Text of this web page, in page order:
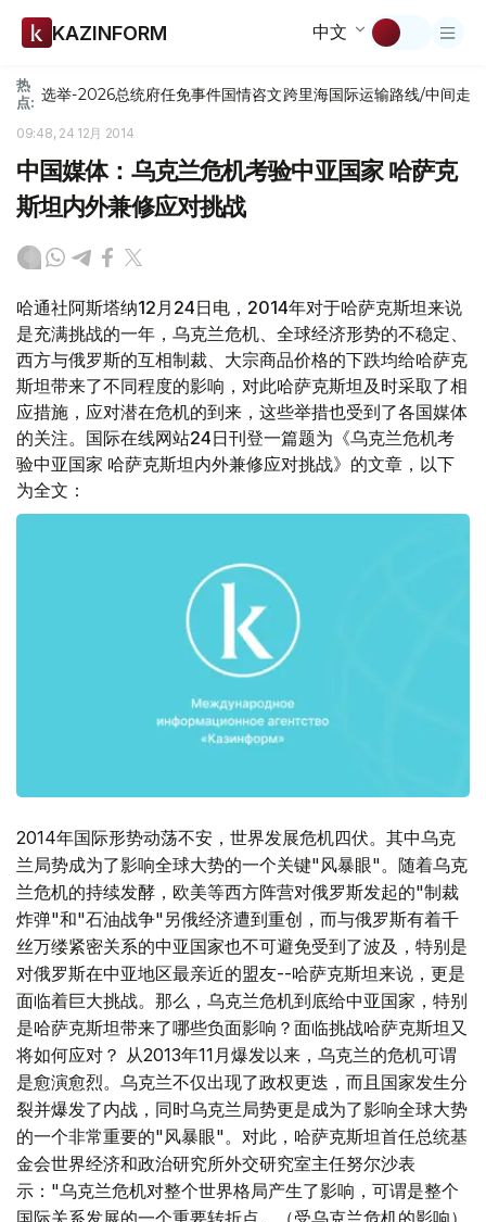
KAZINFORM 中文
热
点: 选举-2026总统府任免事件国情咨文跨里海国际运输路线/中间走廊
09:48, 24 12月 2014
中国媒体：乌克兰危机考验中亚国家 哈萨克
斯坦内外兼修应对挑战
哈通社阿斯塔纳12月24日电，2014年对于哈萨克斯坦来说
是充满挑战的一年，乌克兰危机、全球经济形势的不稳定、
西方与俄罗斯的互相制裁、大宗商品价格的下跌均给哈萨克
斯坦带来了不同程度的影响，对此哈萨克斯坦及时采取了相
应措施，应对潜在危机的到来，这些举措也受到了各国媒体
的关注。国际在线网站24日刊登一篇题为《乌克兰危机考
验中亚国家 哈萨克斯坦内外兼修应对挑战》的文章，以下
为全文：
2014年国际形势动荡不安，世界发展危机四伏。其中乌克
兰局势成为了影响全球大势的一个关键"风暴眼"。随着乌克
兰危机的持续发酵，欧美等西方阵营对俄罗斯发起的"制裁
炸弹"和"石油战争"另俄经济遭到重创，而与俄罗斯有着千
丝万缕紧密关系的中亚国家也不可避免受到了波及，特别是
对俄罗斯在中亚地区最亲近的盟友--哈萨克斯坦来说，更是
面临着巨大挑战。那么，乌克兰危机到底给中亚国家，特别
是哈萨克斯坦带来了哪些负面影响？面临挑战哈萨克斯坦又
将如何应对？ 从2013年11月爆发以来，乌克兰的危机可谓
是愈演愈烈。乌克兰不仅出现了政权更迭，而且国家发生分
裂并爆发了内战，同时乌克兰局势更是成为了影响全球大势
的一个非常重要的"风暴眼"。对此，哈萨克斯坦首任总统基
金会世界经济和政治研究所外交研究室主任努尔沙表
示："乌克兰危机对整个世界格局产生了影响，可谓是整个